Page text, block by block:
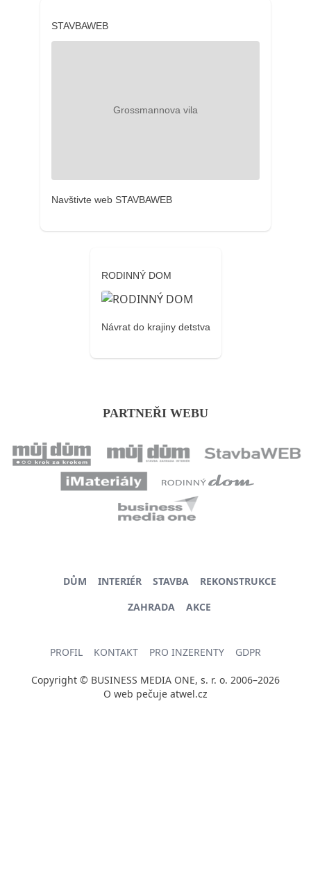
STAVBAWEB
Navštivte web STAVBAWEB
RODINNÝ DOM
Návrat do krajiny detstva
PARTNEŘI WEBU
DŮM INTERIÉR STAVBA
REKONSTRUKCE
ZAHRADA
AKCE
PROFIL KONTAKT PRO INZERENTY GDPR
Copyright © BUSINESS MEDIA ONE, s. r. o. 2006–2026